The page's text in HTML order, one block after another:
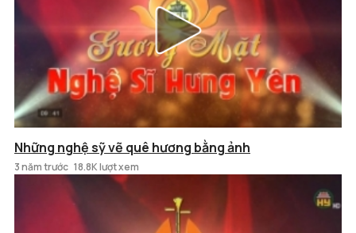
Những nghệ sỹ vẽ quê hương bằng ảnh
3 năm trước 18.8K lượt xem